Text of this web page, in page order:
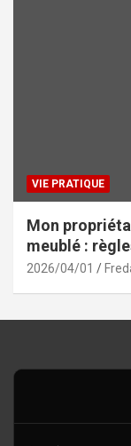
VIE PRATIQUE
Mon
meublé :
2026/04/01